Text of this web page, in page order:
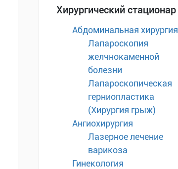
Хирургический стационар
Абдоминальная хирургия
Лапароскопия
желчнокаменной
болезни
Лапароскопическая
герниопластика
(Хирургия грыж)
Ангиохирургия
Лазерное лечение
варикоза
Гинекология